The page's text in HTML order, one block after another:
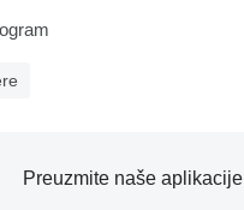
Preuzmite naše aplikacije